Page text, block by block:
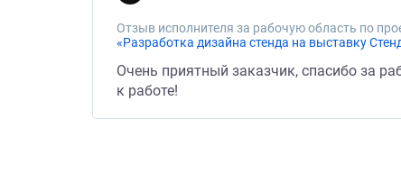
Отзыв исполнителя за рабочую область по
Очень приятный заказчик, спасибо за
к работе!